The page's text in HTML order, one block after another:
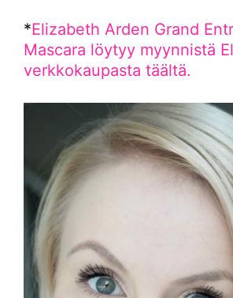
*Elizabeth Arden Grand
Mascara löytyy myynnistä
verkkokaupasta täältä.